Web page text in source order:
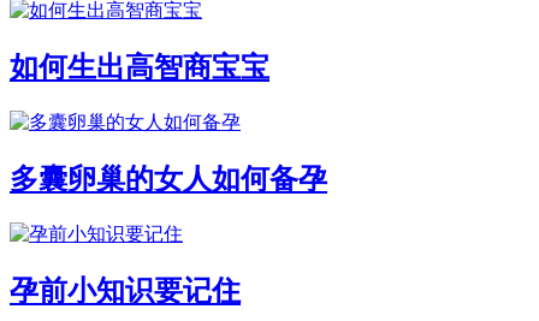
如何生出高智商宝宝
多囊卵巢的女人如何备孕
孕前小知识要记住